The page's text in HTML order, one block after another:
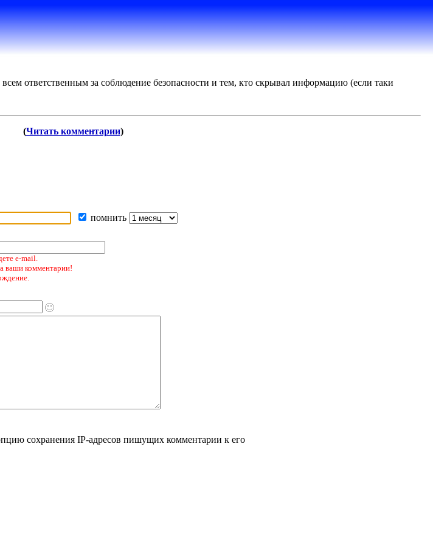
ответственным за соблюдение безопасности и тем, кто скрывал информацию (если таки
(Читать комментарии)
помнить
e-mail.
ваши комментарии!
сохранения IP-адресов пишущих комментарии к его